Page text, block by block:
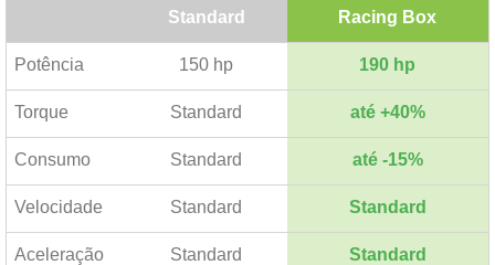
Standard Racing Box
Potência 150 hp 190 hp
Torque Standard até +40%
Consumo Standard até -15%
Velocidade Standard Standard
Aceleração Standard Standard